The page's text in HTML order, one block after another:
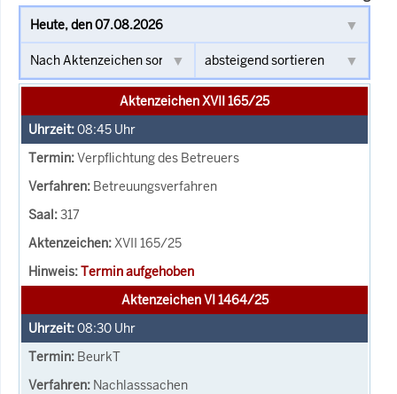
Aktenzeichen XVII 165/25
08:45 Uhr
Verpflichtung des Betreuers
Betreuungsverfahren
317
XVII 165/25
Termin aufgehoben
Aktenzeichen VI 1464/25
08:30 Uhr
BeurkT
Nachlasssachen